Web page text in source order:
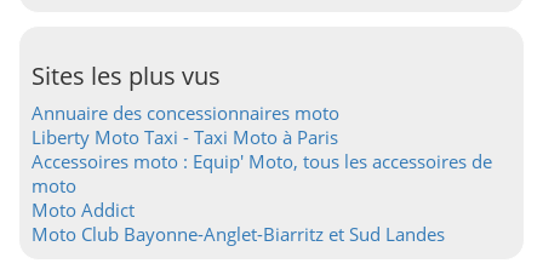
Sites les plus vus
Annuaire des concessionnaires moto
Liberty Moto Taxi - Taxi Moto à Paris
Accessoires moto : Equip' Moto, tous les accessoires de
moto
Moto Addict
Moto Club Bayonne-Anglet-Biarritz et Sud Landes